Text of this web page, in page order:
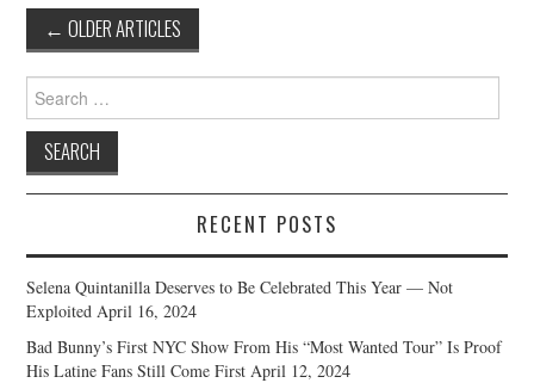
Post
navigation
← OLDER ARTICLES
Search
for:
RECENT POSTS
Selena Quintanilla Deserves to Be Celebrated This Year — Not
Exploited April 16, 2024
Bad Bunny’s First NYC Show From His “Most Wanted Tour” Is Proof
His Latine Fans Still Come First April 12, 2024